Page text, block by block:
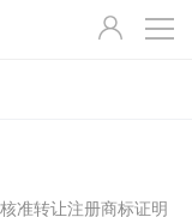
准转让注册商标证明